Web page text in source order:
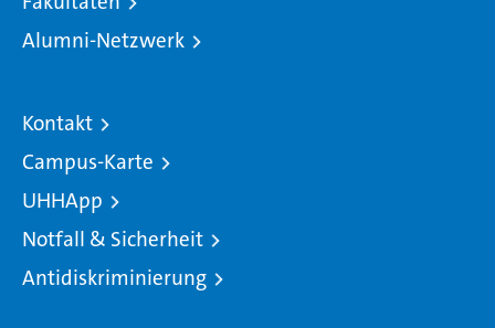
Alumni-Netzwerk
Kontakt
Campus-Karte
UHHApp
Notfall & Sicherheit
Antidiskriminierung